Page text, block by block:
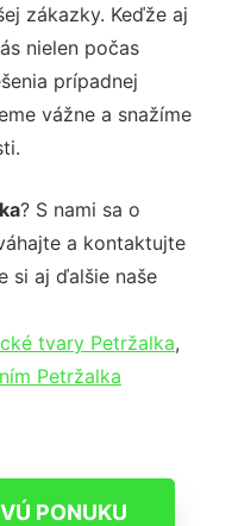
zákazky. Keďže aj
nielen počas
prípadnej
vážne a snažíme
? S nami sa o
a kontaktujte
si aj ďalšie naše
tvary Petržalka,
Petržalka
PONUKU